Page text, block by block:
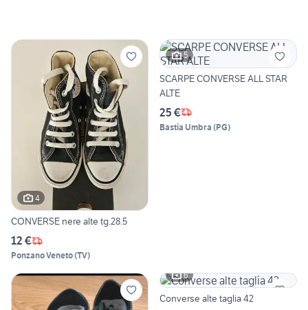
4
CONVERSE nere alte tg.28.5
12 €
Ponzano Veneto(TV)
5
SCARPE CONVERSE ALL STAR
ALTE
25 €
Bastia Umbra (PG)
6
Converse alte taglia 42